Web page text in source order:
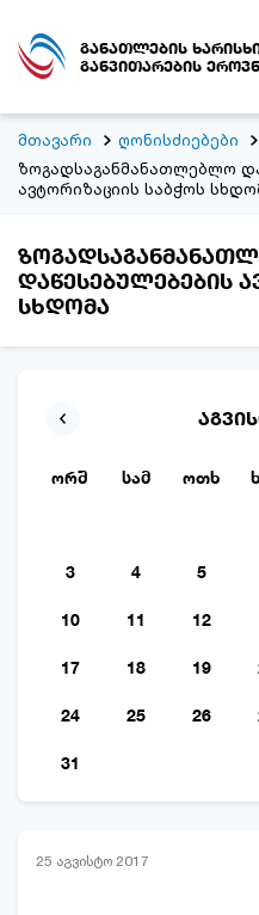
განათლების
განვითარების
მთავარი
ღონისძიებები
ზოგადსაგანმანათლებლო
ავტორიზაციის საბჭოს
დაწესებულებების
სხდომა
ორშ სამ ოთხ
3 4 5
10 11 12
17 18 19
24 25 26
31
25 აგვისტო 2017